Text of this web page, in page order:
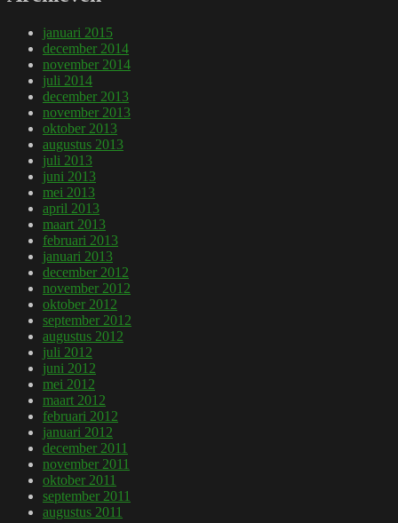
januari 2015
december 2014
november 2014
juli 2014
december 2013
november 2013
oktober 2013
augustus 2013
juli 2013
juni 2013
mei 2013
april 2013
maart 2013
februari 2013
januari 2013
december 2012
november 2012
oktober 2012
september 2012
augustus 2012
juli 2012
juni 2012
mei 2012
maart 2012
februari 2012
januari 2012
december 2011
november 2011
oktober 2011
september 2011
augustus 2011